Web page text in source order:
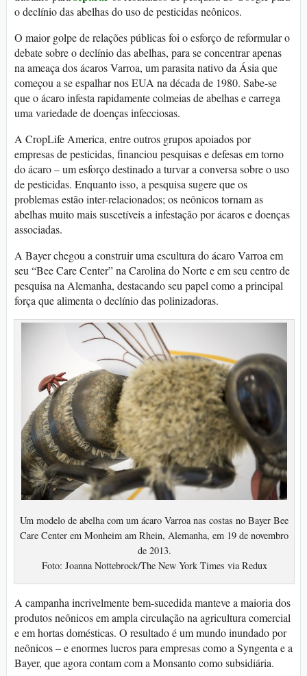
o declínio das abelhas do uso de pesticidas neônicos.
O maior golpe de relações públicas foi o esforço de reformular o
debate sobre o declínio das abelhas, para se concentrar apenas
na ameaça dos ácaros Varroa, um parasita nativo da Ásia que
começou a se espalhar nos EUA na década de 1980. Sabe-se
que o ácaro infesta rapidamente colmeias de abelhas e carrega
uma variedade de doenças infecciosas.
A CropLife America, entre outros grupos apoiados por
empresas de pesticidas, financiou pesquisas e defesas em torno
do ácaro – um esforço destinado a turvar a conversa sobre o uso
de pesticidas. Enquanto isso, a pesquisa sugere que os
problemas estão inter-relacionados; os neônicos tornam as
abelhas muito mais suscetíveis a infestação por ácaros e doenças
associadas.
A Bayer chegou a construir uma escultura do ácaro Varroa em
seu “Bee Care Center” na Carolina do Norte e em seu centro de
pesquisa na Alemanha, destacando seu papel como a principal
força que alimenta o declínio das polinizadoras.
Um modelo de abelha com um ácaro Varroa nas costas no Bayer Bee
Care Center em Monheim am Rhein, Alemanha, em 19 de novembro
de 2013.
Foto: Joanna Nottebrock/The New York Times via Redux
A campanha incrivelmente bem-sucedida manteve a maioria dos
produtos neônicos em ampla circulação na agricultura comercial
e em hortas domésticas. O resultado é um mundo inundado por
neônicos – e enormes lucros para empresas como a Syngenta e a
Bayer, que agora contam com a Monsanto como subsidiária.